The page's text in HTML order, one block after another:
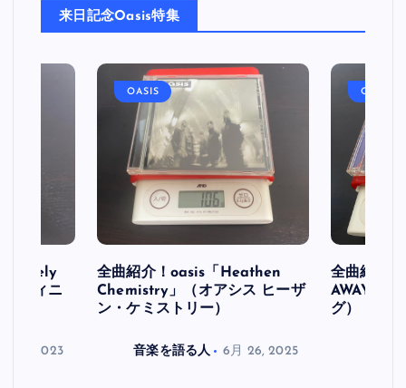
来日記念Oasis特集
フィニ
30, 2023
OASIS
全曲紹介！oasis「Heathen
Chemistry」（オアシス ヒーザ
ン・ケミストリー）
音楽を語る人 6月 26, 2025
OASIS
全曲紹介
AWAY」
グ）